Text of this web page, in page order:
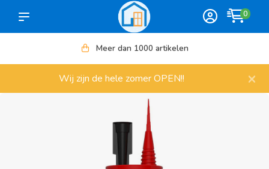
0
Meer dan 1000 artikelen
Wij zijn de hele zomer OPEN!! ×